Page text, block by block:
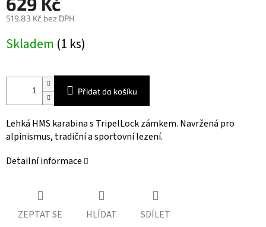
519,83 Kč bez DPH
cena:
Skladem (1 ks)
Přidat do košíku
Lehká HMS karabina s TripelLock zámkem. Navržená pro
alpinismus, tradiční a sportovní lezení.
Detailní informace
ZEPTAT SE HLÍDAT SDÍLET